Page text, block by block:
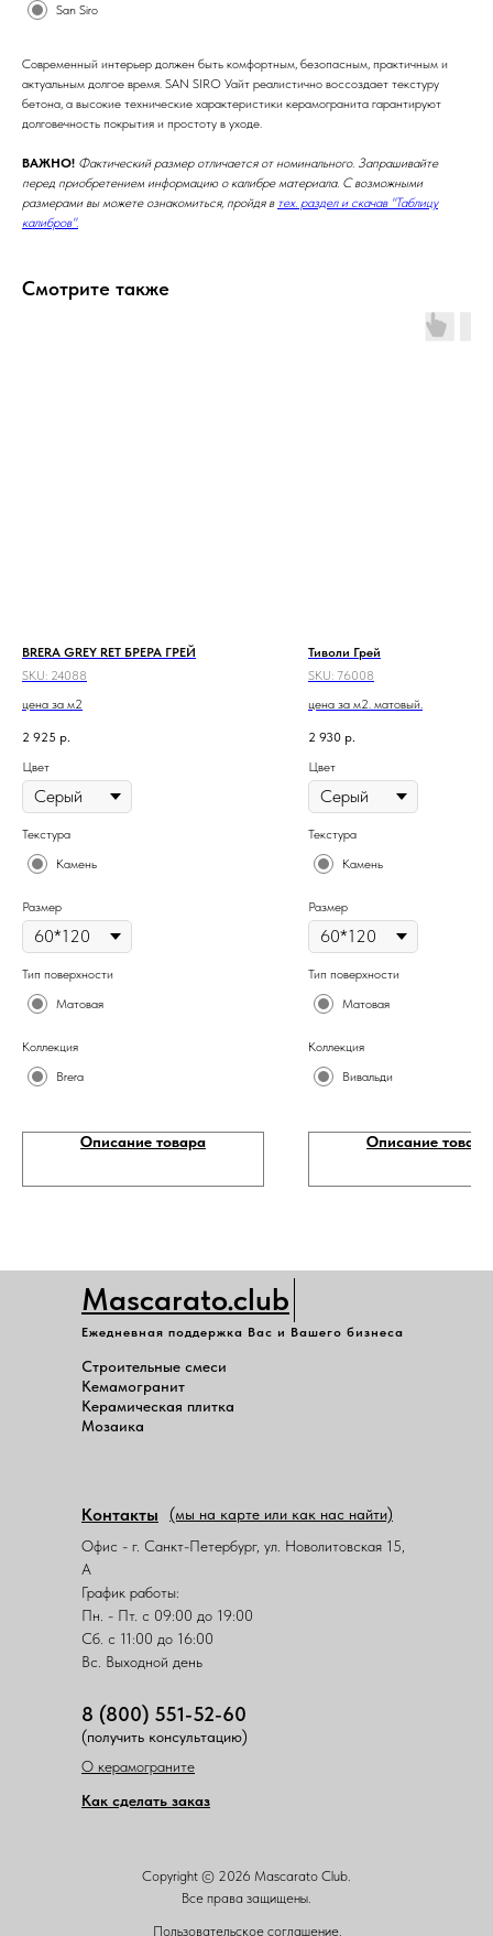
San Siro
Современный интерьер должен быть комфортным, безопасным, практичным и
актуальным долгое время. SAN SIRO Уайт реалистично воссоздает текстуру
бетона, а высокие технические характеристики керамогранита гарантируют
долговечность покрытия и простоту в уходе.
ВАЖНО! Фактический размер отличается от номинального. Запрашивайте
перед приобретением информацию о калибре материала. С возможными
размерами вы можете ознакомиться, пройдя в тех. раздел и скачав "Таблицу
калибров".
Смотрите также
BRERA GREY RET БРЕРА ГРЕЙ
SKU: 24088
цена за м2
2 925 р.
Цвет
Текстура
Камень
Размер
Тип поверхности
Матовая
Коллекция
Brera
Описание товара
Тиволи Грей
SKU: 76008
цена за м2. матовый.
2 930 р.
Цвет
Текстура
Камень
Размер
Тип поверхности
Матовая
Коллекция
Вивальди
Описание товара
Ежедневная поддержка Вас и Вашего бизнеса
Mascarato.club
Copyright © 2026 Mascarato Club.
Все права защищены.
Пользовательское соглашение.
Строительные смеси
Кемамогранит
Керамическая плитка
Мозаика
Контакты
Офис - г. Санкт-Петербург, ул. Новолитовская 15,
А
График работы:
Пн. - Пт. с 09:00 до 19:00
Сб. с 11:00 до 16:00
Вс. Выходной день
8 (800) 551-52-60
(мы на карте или как нас найти)
(получить консультацию)
О керамограните
Как сделать заказ